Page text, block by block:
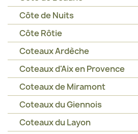
Côte de Nuits
Côte Rôtie
Coteaux Ardèche
Coteaux d'Aix en Provence
Coteaux de Miramont
Coteaux du Giennois
Coteaux du Layon